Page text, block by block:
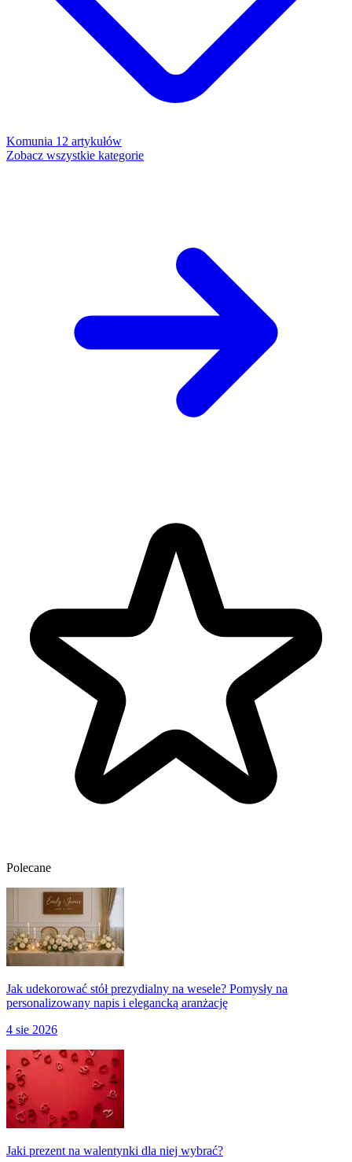
Komunia 12 artykułów
Zobacz wszystkie kategorie
Polecane
Jak udekorować stół prezydialny na wesele? Pomysły na
personalizowany napis i elegancką aranżację
4 sie 2026
Jaki prezent na walentynki dla niej wybrać?